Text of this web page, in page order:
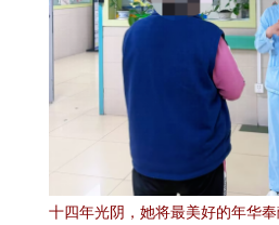
十四年光阴，她将最美好的年华